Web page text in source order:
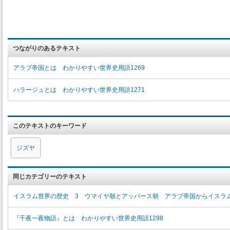
つながりのあるテキスト
アラブ帝国とは わかりやすい世界史用語1269
ハラージュとは わかりやすい世界史用語1271
このテキストのキーワード
ジズヤ
同じカテゴリーのテキスト
イスラム世界の歴史 3 ウマイヤ朝とアッバース朝 アラブ帝国からイスラ
『千夜一夜物語』とは わかりやすい世界史用語1298